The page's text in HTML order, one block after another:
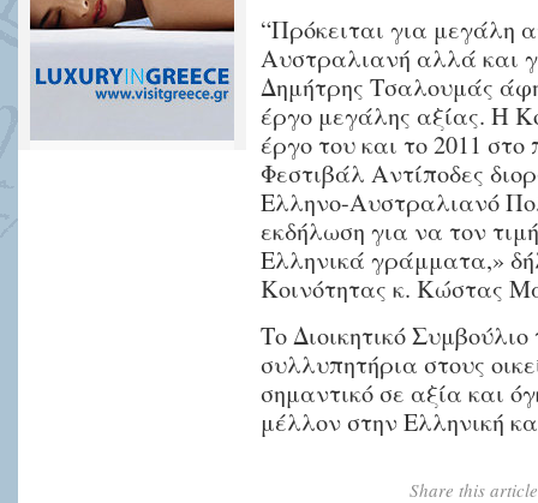
“Πρόκειται για μεγάλη
Αυστραλιανή αλλά και
Δημήτρης Τσαλουμάς
έργο μεγάλης αξίας. Η
έργο του και το 2011
Φεστιβάλ Αντίποδες
Ελληνο-Αυστραλιανό
εκδήλωση για να τον
Ελληνικά γράμματα,»
Κοινότητας κ. Κώστας
Το Διοικητικό
συλλυπητήρια στους
σημαντικό σε αξία και
μέλλον στην Ελληνική
Share this